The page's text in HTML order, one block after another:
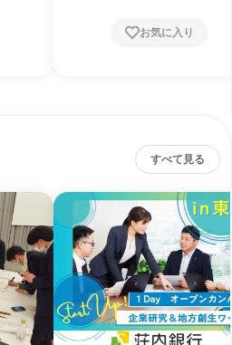
お気に入り
すべて見る